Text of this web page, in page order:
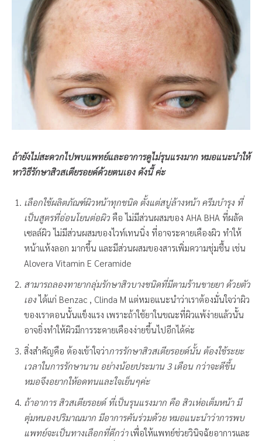
ถ้ายังไม่สะดวกไปพบแพทย์และอาการดูไม่รุนแรงมาก หมอแนะนำให้
หาวิธีรักษาสิวสเตียรอยด์ด้วยตนเอง ดังนี้ ค่ะ
เลือกใช้ผลิตภัณฑ์ผิวหน้าทุกชนิด ตั้งแต่สบู่ล้างหน้า ครีมบำรุง ที่
เป็นสูตรที่อ่อนโยนต่อผิว คือ ไม่มีส่วนผสมของ AHA BHA ที่ผลัด
เซลล์ผิว ไม่มีส่วนผสมของไวท์เทนนิ่ง ที่อาจระคายเคืองผิว ทำให้
หน้าแห้งลอก มากขึ้น และมีส่วนผสมของสารเพิ่มความชุ่มชื้น เช่น
Alovera Vitamin E Ceramide
สามารถลองทายากลุ่มรักษาสิวบางชนิดที่มีตามร้านขายยา ด้วยตัว
เองได้แก่ Benzac , Clinda M แต่หมอแนะนำว่าเราต้องมั่นใจว่าผิว
ของเราตอนนั้นแข็งแรง เพราะถ้าใช้ยาในขณะที่ผิวแพ้ง่ายแล้วนั้น
อาจยิ่งทำให้ผิวมีการระคายเคืองง่ายขึ้นไปอีกได้ค่ะ
สิ่งสำคัญคือ ต้องเข้าใจว่าการรักษาสิวสเตียรอยด์นั้น ต้องใช้ระยะ
เวลาในการรักษานาน อย่างน้อยประมาน 3 เดือน กว่าจะดีขึ้น
หมอจึงอยากให้อดทนและใจเย็นๆค่ะ
ถ้าอาการ สิวสเตียรอยด์ ที่เป็นรุนแรงมาก คือ สิวเห่อเต็มหน้า มี
ตุ่มหนองปริมาณมาก มีอาการคันร่วมด้วย หมอแนะนำว่าการพบ
แพทย์จะเป็นทางเลือกที่ดีกว่าเพื่อให้แพทย์ช่วยวินิจฉัยอาการและ